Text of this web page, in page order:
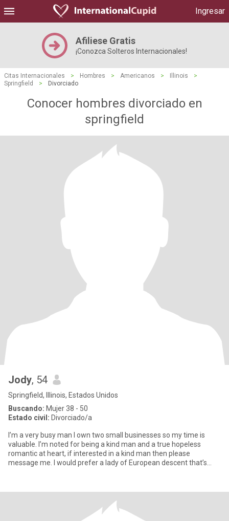
Ingresar
Afiliese Gratis
¡Conozca Solteros Internacionales!
Citas Internacionales > Hombres > Americanos > Illinois
>
Springfield
> Divorciado
Conocer hombres divorciado en
springfield
Jody, 54
Springfield, Illinois, Estados Unidos
Buscando: Mujer 38 - 50
Estado civil: Divorciado/a
I’m a very busy man I own two small businesses so my time is
valuable. I’m noted for being a kind man and a true hopeless
romantic at heart, if interested in a kind man then please
message me. I would prefer a lady of European descent that’s